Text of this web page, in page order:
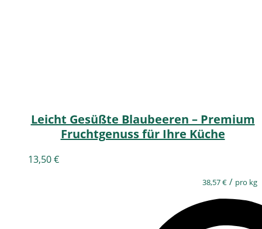
Leicht Gesüßte Blaubeeren – Premium
Fruchtgenuss für Ihre Küche
13,50€
38,57€ / pro kg